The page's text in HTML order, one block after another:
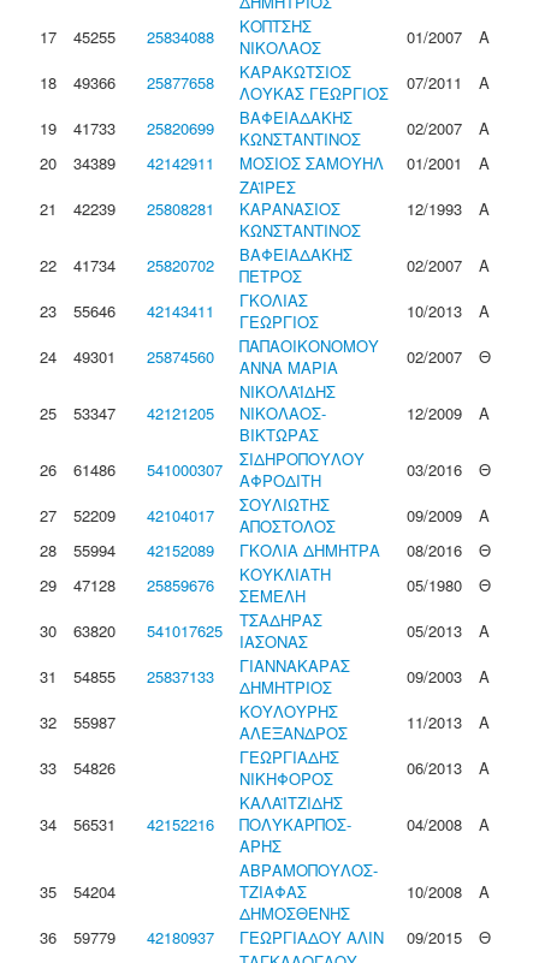
17
45255 25834088
ΚΟΠΤΣΗΣ
ΝΙΚΟΛΑΟΣ
01/2007
Α
18
49366 25877658
ΚΑΡΑΚΩΤΣΙΟΣ
ΛΟΥΚΑΣ ΓΕΩΡΓΙΟΣ
07/2011
Α
19
41733 25820699
ΒΑΦΕΙΑΔΑΚΗΣ
ΚΩΝΣΤΑΝΤΙΝΟΣ
02/2007
Α
20
34389 42142911 ΜΟΣΙΟΣ ΣΑΜΟΥΗΛ 01/2001
Α
21
42239 25808281
ΖΑΪΡΕΣ
ΚΑΡΑΝΑΣΙΟΣ
ΚΩΝΣΤΑΝΤΙΝΟΣ
12/1993 Α
22 41734 25820702
ΒΑΦΕΙΑΔΑΚΗΣ
ΠΕΤΡΟΣ
02/2007
Α
23
55646 42143411
ΓΚΟΛΙΑΣ
ΓΕΩΡΓΙΟΣ
10/2013
Α
24
49301 25874560
ΠΑΠΑΟΙΚΟΝΟΜΟΥ
ΑΝΝΑ ΜΑΡΙΑ
02/2007 Θ
25 53347 42121205
ΝΙΚΟΛΑΪΔΗΣ
ΝΙΚΟΛΑΟΣ-
ΒΙΚΤΩΡΑΣ
12/2009 Α
26 61486 541000307
ΣΙΔΗΡΟΠΟΥΛΟΥ
ΑΦΡΟΔΙΤΗ
03/2016
Θ
27
52209 42104017
ΣΟΥΛΙΩΤΗΣ
ΑΠΟΣΤΟΛΟΣ
09/2009
Α
28
55994 42152089 ΓΚΟΛΙΑ ΔΗΜΗΤΡΑ 08/2016
Θ
29
47128 25859676
ΚΟΥΚΛΙΑΤΗ
ΣΕΜΕΛΗ
05/1980
Θ
30
63820 541017625
ΤΣΑΔΗΡΑΣ
ΙΑΣΟΝΑΣ
05/2013
Α
31
54855 25837133
ΓΙΑΝΝΑΚΑΡΑΣ
ΔΗΜΗΤΡΙΟΣ
09/2003
Α
32
55987
ΚΟΥΛΟΥΡΗΣ
ΑΛΕΞΑΝΔΡΟΣ
11/2013
Α
33
54826
ΓΕΩΡΓΙΑΔΗΣ
ΝΙΚΗΦΟΡΟΣ
06/2013 Α
34 56531 42152216
ΚΑΛΑΪΤΖΙΔΗΣ
ΠΟΛΥΚΑΡΠΟΣ-
ΑΡΗΣ
04/2008 Α
35 54204
ΑΒΡΑΜΟΠΟΥΛΟΣ-
ΤΖΙΑΦΑΣ
ΔΗΜΟΣΘΕΝΗΣ
10/2008
Α
36
59779 42180937 ΓΕΩΡΓΙΑΔΟΥ ΑΛΙΝ 09/2015
Θ